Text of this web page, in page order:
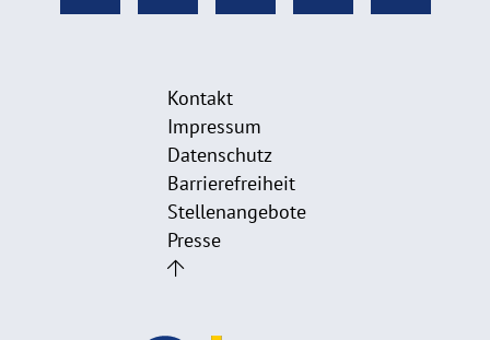
Kontakt
Impressum
Datenschutz
Barrierefreiheit
Stellenangebote
Presse